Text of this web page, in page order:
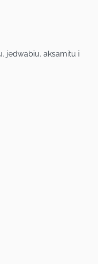
jedwabiu, aksamitu i